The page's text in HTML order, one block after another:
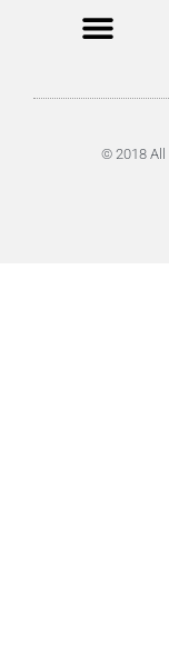
© 2018 All